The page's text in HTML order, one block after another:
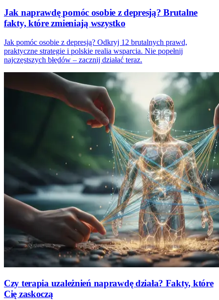
Jak naprawdę pomóc osobie z depresją? Brutalne
fakty, które zmieniają wszystko
Jak pomóc osobie z depresją? Odkryj 12 brutalnych prawd,
praktyczne strategie i polskie realia wsparcia. Nie popełnij
najczęstszych błędów – zacznij działać teraz.
Czy terapia uzależnień naprawdę działa? Fakty, które
Cię zaskoczą